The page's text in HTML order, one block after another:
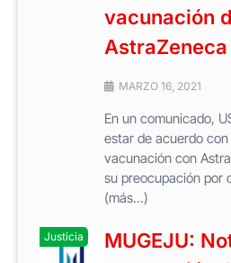
vacunación
AstraZeneca
MARZO 16, 2021
En un comunicado,
estar de acuerdo
vacunación con
su preocupación por
(más…)
Justicia
MUGEJU: